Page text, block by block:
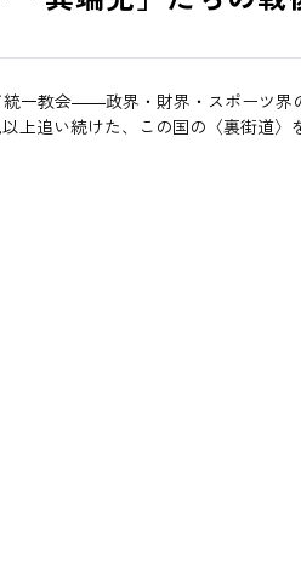
一教会――政界・財界・スポーツ
上追い続けた、この国の〈裏街道〉